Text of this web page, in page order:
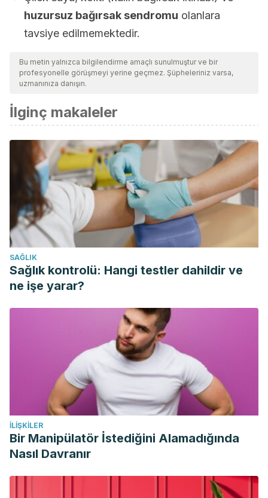
huzursuz bağırsak sendromu olanlara
tavsiye edilmemektedir.
Bu metin yalnızca bilgilendirme amaçlı sunulmuştur ve bir
profesyonelle görüşmeyi yerine geçmez. Şüpheleriniz varsa,
uzmanınıza danışın.
İlginç makaleler
SAĞLIK
Sağlık kontrolü: Hangi testler dahildir ve
ne işe yarar?
İLIŞKILER
Bir Manipülatör İstediğini Alamadığında
Nasıl Davranır